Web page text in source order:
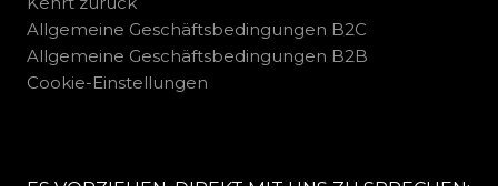
Allgemeine Geschäftsbedingungen B2C
Allgemeine Geschäftsbedingungen B2B
Cookie-Einstellungen